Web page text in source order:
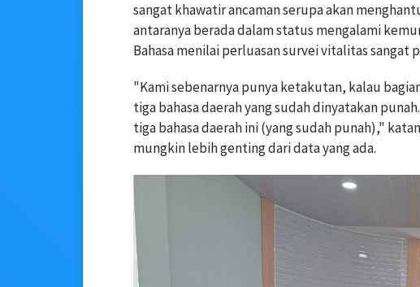
sangat khawatir ancaman serupa akan
antaranya berada dalam status mengalami
Bahasa menilai perluasan survei vitalitas
"Kami sebenarnya punya ketakutan, kalau
tiga bahasa daerah yang sudah dinyatakan
tiga bahasa daerah ini (yang sudah punah),"
mungkin lebih genting dari data yang ada.